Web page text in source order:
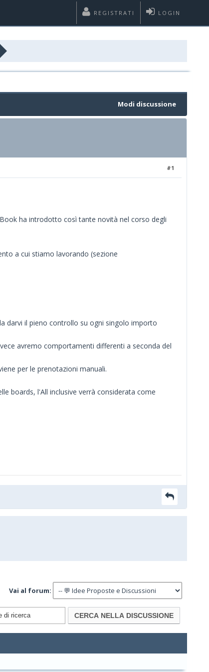
LOGIN
REGISTRATI
Modi discussione
#1
ha introdotto così tante novità nel corso degli
a cui stiamo lavorando (sezione
darvi il pieno controllo su ogni singolo importo
avremo comportamenti differenti a seconda del
per le prenotazioni manuali.
boards, l'All inclusive verrà considerata come
Vai al forum: